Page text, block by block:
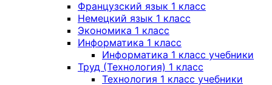
Французский язык 1 класс
Немецкий язык 1 класс
Экономика 1 класс
Информатика 1 класс
Информатика 1 класс учебники
Труд (Технология) 1 класс
Технология 1 класс учебники